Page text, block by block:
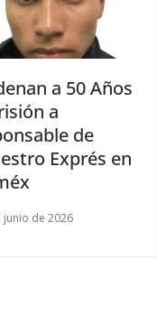
a 50 Años
a
de
Exprés en
junio de 2026